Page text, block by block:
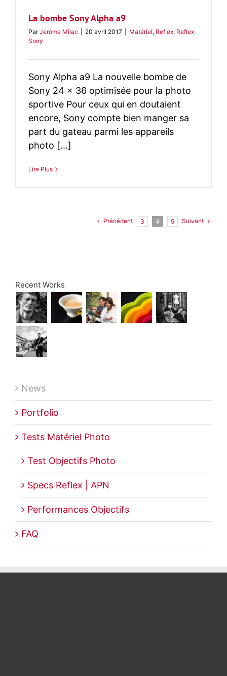
La bombe Sony Alpha a9
ParJerome Milac 20 avril 2017 Matériel, Reflex, Reflex
Sony
Sony Alpha a9 La nouvelle bombe de
Sony 24 x 36 optimisée pour la photo
sportive Pour ceux qui en doutaient
encore, Sony compte bien manger sa
part du gateau parmi les appareils
photo [...]
Lire Plus
Précédent 3 4 5 Suivant
Recent Works
News
Portfolio
Tests Matériel Photo
Test Objectifs Photo
Specs Reflex | APN
Performances Objectifs
FAQ